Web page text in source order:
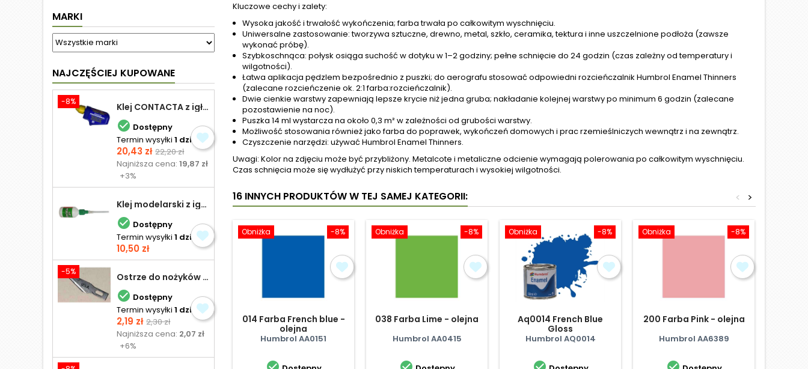
MARKI
NAJCZĘŚCIEJ KUPOWANE
-8% Klej CONTACTA z igłą do plastiku 25,0 g
 Dostępny
Termin wysyłki 1 dzień
Cena
20,43 zł Cena
podstawowa
22,20 zł
Najniższa cena:19,87 zł
+3%
Klej modelarski z igłą 30 ml
 Dostępny
Termin wysyłki 1 dzień
Cena
10,50 zł
-5% Ostrze do nożyków Excel
 Dostępny
Termin wysyłki 1 dzień
Cena
2,19 zł Cena
podstawowa
2,30 zł
Najniższa cena: 2,07 zł
+6%
Kluczowe cechy i zalety:
Wysoka jakość i trwałość wykończenia; farba trwała po całkowitym wyschnięciu.
Uniwersalne zastosowanie: tworzywa sztuczne, drewno, metal, szkło, ceramika, tektura i inne uszczelnione podłoża (zawsze
wykonać próbę).
Szybkoschnąca: połysk osiąga suchość w dotyku w 1–2 godziny; pełne schnięcie do 24 godzin (czas zależny od temperatury i
wilgotności).
Łatwa aplikacja pędzlem bezpośrednio z puszki; do aerografu stosować odpowiedni rozcieńczalnik Humbrol Enamel Thinners
(zalecane rozcieńczenie ok. 2:1 farba:rozcieńczalnik).
Dwie cienkie warstwy zapewniają lepsze krycie niż jedna gruba; nakładanie kolejnej warstwy po minimum 6 godzin (zalecane
pozostawienie na noc).
Puszka 14 ml wystarcza na około 0,3 m² w zależności od grubości warstwy.
Możliwość stosowania również jako farba do poprawek, wykończeń domowych i prac rzemieślniczych wewnątrz i na zewnątrz.
Czyszczenie narzędzi: używać Humbrol Enamel Thinners.
Uwagi: Kolor na zdjęciu może być przybliżony. Metalcote i metaliczne odcienie wymagają polerowania po całkowitym wyschnięciu.
Czas schnięcia może się wydłużyć przy niskich temperaturach i wysokiej wilgotności.
16 INNYCH PRODUKTÓW W TEJ SAMEJ KATEGORII: >
<
-8%
Obniżka
014 Farba French blue -
olejna
Humbrol AA0151
-8%
Obniżka
038 Farba Lime - olejna
Humbrol AA0415
-8%
Obniżka
Aq0014 French Blue
Gloss
Humbrol AQ0014
-8%
Obniżka
200 Farba Pink - olejna
Humbrol AA6389